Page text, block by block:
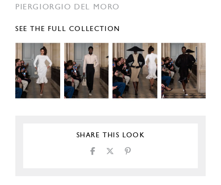
PIERGIORGIO DEL MORO
SEE THE FULL COLLECTION
SHARE THIS LOOK